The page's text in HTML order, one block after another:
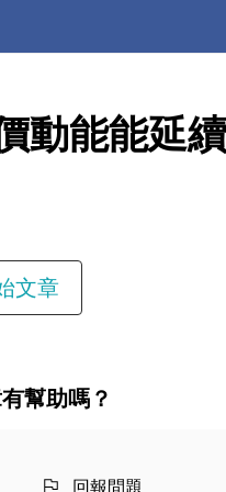
動能能延
文章
幫助嗎？
回報問題